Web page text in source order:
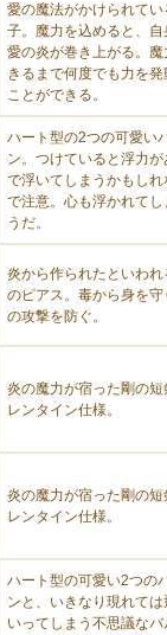
愛の魔法がかけられてい
子。魔力を込めると、自
愛の炎が巻き上がる。魔
きるまで何度でも力を
ことができる。
ハート型の2つの可愛い
ン。つけていると浮力が
で浮いてしまうかもしれ
で注意。心も浮かれてし
うだ。
炎から作られたといわれ
のピアス。毒から身を守
の攻撃を防ぐ。
炎の魔力が宿った剛の短
レンタイン仕様。
炎の魔力が宿った剛の短
レンタイン仕様。
ハート型の可愛い2つの
ンと、いきなり現れては
いってしまう不思議なバ